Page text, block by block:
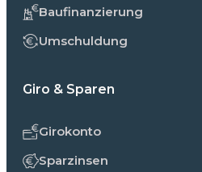
Baufinanzierung
Umschuldung
Giro & Sparen
Girokonto
Sparzinsen